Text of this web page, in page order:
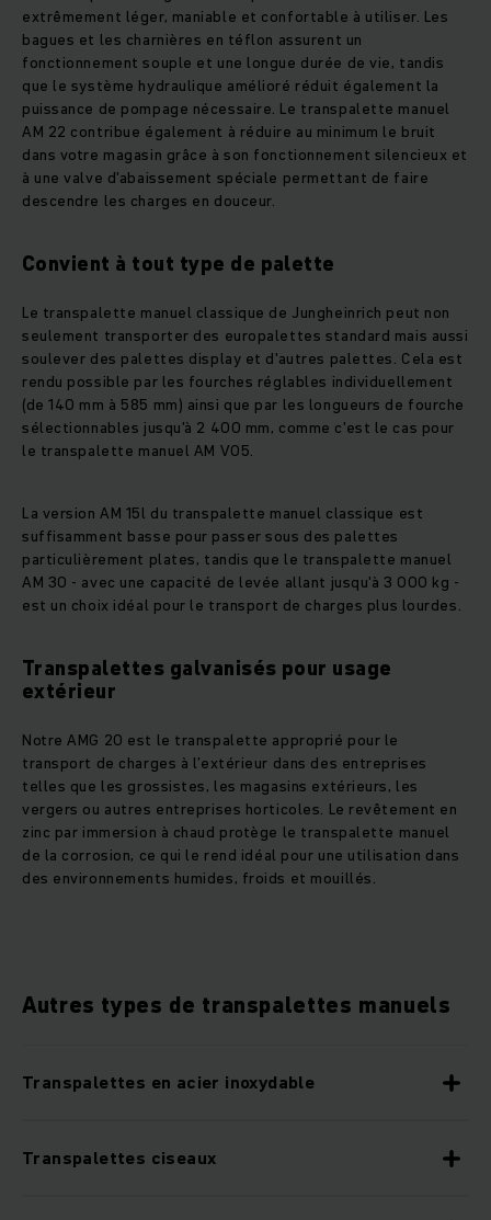
extrêmement léger, maniable et confortable à utiliser. Les
bagues et les charnières en téflon assurent un
fonctionnement souple et une longue durée de vie, tandis
que le système hydraulique amélioré réduit également la
puissance de pompage nécessaire. Le transpalette manuel
AM 22 contribue également à réduire au minimum le bruit
dans votre magasin grâce à son fonctionnement silencieux et
à une valve d'abaissement spéciale permettant de faire
descendre les charges en douceur.
Convient à tout type de palette
Le transpalette manuel classique de Jungheinrich peut non
seulement transporter des europalettes standard mais aussi
soulever des palettes display et d'autres palettes. Cela est
rendu possible par les fourches réglables individuellement
(de 140 mm à 585 mm) ainsi que par les longueurs de fourche
sélectionnables jusqu'à 2 400 mm, comme c'est le cas pour
le transpalette manuel AM V05.
La version AM 15l du transpalette manuel classique est
suffisamment basse pour passer sous des palettes
particulièrement plates, tandis que le transpalette manuel
AM 30 - avec une capacité de levée allant jusqu'à 3 000 kg -
est un choix idéal pour le transport de charges plus lourdes.
Transpalettes galvanisés pour usage
extérieur
Notre AMG 20 est le transpalette approprié pour le
transport de charges à l’extérieur dans des entreprises
telles que les grossistes, les magasins extérieurs, les
vergers ou autres entreprises horticoles. Le revêtement en
zinc par immersion à chaud protège le transpalette manuel
de la corrosion, ce qui le rend idéal pour une utilisation dans
des environnements humides, froids et mouillés.
Autres types de transpalettes manuels
Transpalettes en acier inoxydable
Transpalettes ciseaux